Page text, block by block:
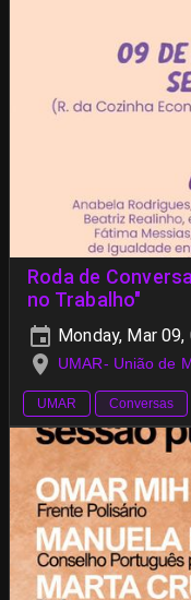
Roda de
no Trabalho"
Monday, Mar
UMAR- União de
UMAR Conversas